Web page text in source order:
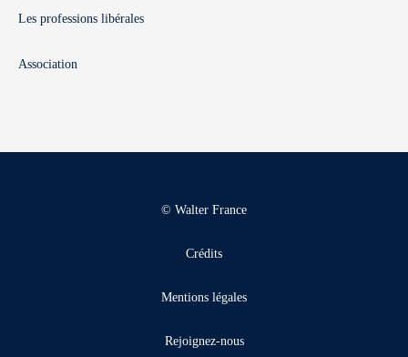
Les professions libérales
Association
© Walter France
Crédits
Mentions légales
Rejoignez-nous